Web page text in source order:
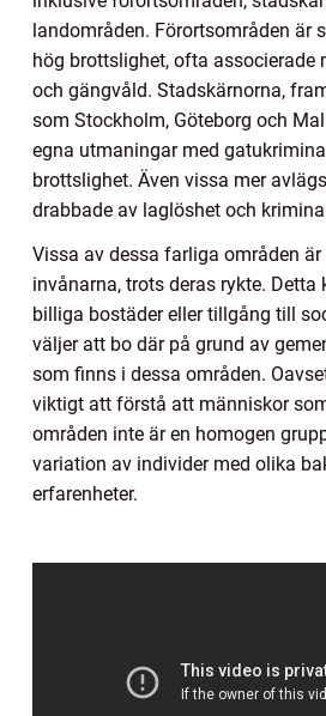
landområden. Förortsområden är
hög brottslighet, ofta associerade
och gängvåld. Stadskärnorna,
som Stockholm, Göteborg och
egna utmaningar med
brottslighet. Även vissa mer
drabbade av laglöshet och
Vissa av dessa farliga områden
invånarna, trots deras rykte. Detta
billiga bostäder eller tillgång till
väljer att bo där på grund av
som finns i dessa områden.
viktigt att förstå att människor
områden inte är en homogen
variation av individer med olika
erfarenheter.